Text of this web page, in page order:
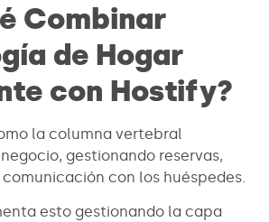
Combinar
de Hogar
con Hostify?
la columna vertebral
gestionando reservas,
con los huéspedes.
esto gestionando la capa